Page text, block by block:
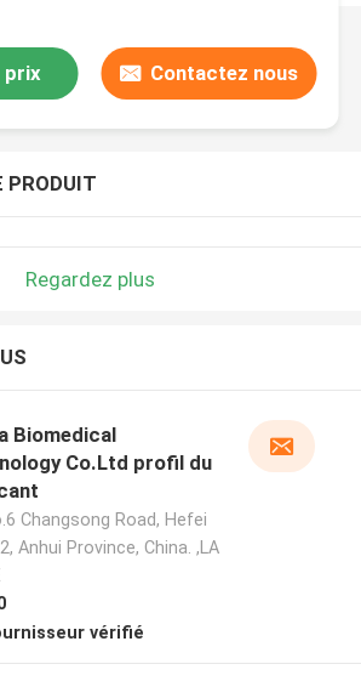
prix Contactez nous
PRODUIT
Regardez plus
Biomedical
Co.Ltd profil du
Changsong Road, Hefei
Anhui Province, China. ,LA
vérifié